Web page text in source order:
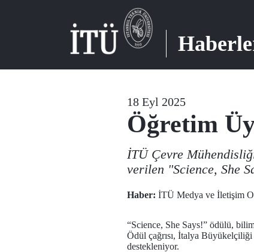
18 Eyl 2025
Öğretim
İTÜ Çevre
verilen "Science, She
Haber: İTÜ Medya ve İletişim
“Science, She Says!” ödülü,
Ödül çağrısı, İtalya
destekleniyor.